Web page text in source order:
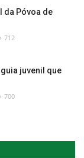
da Póvoa de
712
juvenil que
700